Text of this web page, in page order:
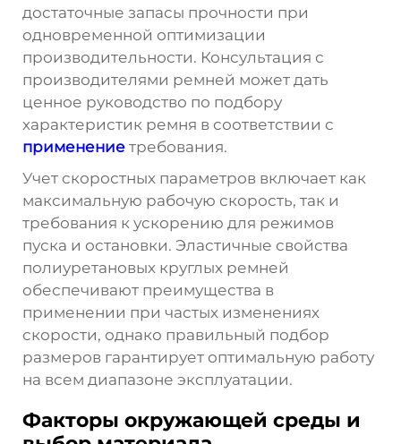
достаточные запасы прочности при
одновременной оптимизации
производительности. Консультация с
производителями ремней может дать
ценное руководство по подбору
характеристик ремня в соответствии с
применение требования.
Учет скоростных параметров включает как
максимальную рабочую скорость, так и
требования к ускорению для режимов
пуска и остановки. Эластичные свойства
полиуретановых круглых ремней
обеспечивают преимущества в
применении при частых изменениях
скорости, однако правильный подбор
размеров гарантирует оптимальную работу
на всем диапазоне эксплуатации.
Факторы окружающей среды и